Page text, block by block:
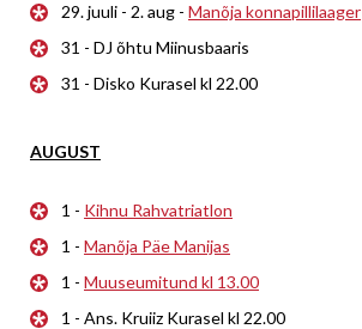
29. juuli - 2. aug - Manõja konnapillilaager
31 - DJ õhtu Miinusbaaris
31 - Disko Kurasel kl 22.00
AUGUST
1 - Kihnu Rahvatriatlon
1 - Manõja Päe Manijas
1 - Muuseumitund kl 13.00
1 - Ans. Kruiiz Kurasel kl 22.00